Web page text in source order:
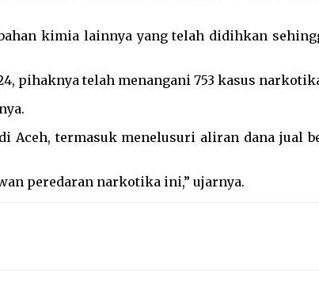
kimia lainnya yang telah didihkan
pihaknya telah menangani 753 kasus
Aceh, termasuk menelusuri aliran dana jual
peredaran narkotika ini,” ujarnya.